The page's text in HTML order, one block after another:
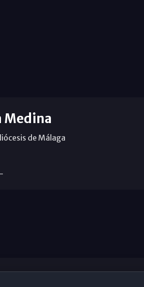
Medina
de Málaga